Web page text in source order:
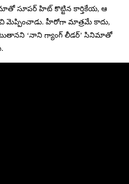
సూపర్‌ హిట్‌ కొట్టిన కార్తికేయ, ఆ
మెప్పించాడు. హీరోగా మాత్రమే కాదు,
‘నాని గ్యాంగ్‌ లీడర్‌’ సినిమాతో